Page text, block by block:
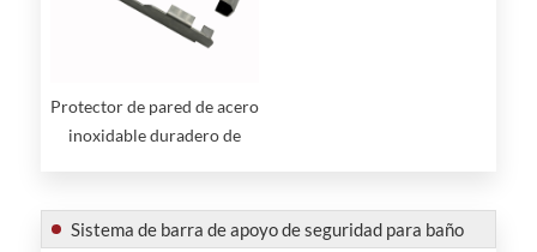
Protector de pared de acero
inoxidable duradero de
Sistema de barra de apoyo de seguridad para baño